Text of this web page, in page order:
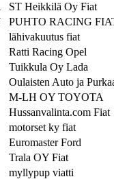
ST Heikkilä Oy Fiat
PUHTO RACING
lähivakuutus fiat
Ratti Racing Opel
Tuikkula Oy Lada
Oulaisten Auto ja
M-LH OY TOYOTA
Hussanvalinta.com Fiat
motorset ky fiat
Euromaster Ford
Trala OY Fiat
myllypup viatti